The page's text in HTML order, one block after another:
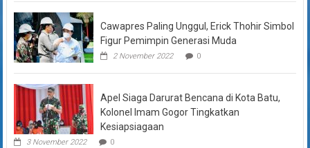
Cawapres Paling Unggul, Erick Thohir Simbol
Figur Pemimpin Generasi Muda
2 November 2022 0
Apel Siaga Darurat Bencana di Kota Batu,
Kolonel Imam Gogor Tingkatkan
Kesiapsiagaan
3 November 2022 0